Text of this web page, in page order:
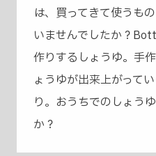
は、買ってきて使うも
いませんでしたか？
作りするしょうゆ。手
ょうゆが出来上がって
り。おうちでのしょう
か？